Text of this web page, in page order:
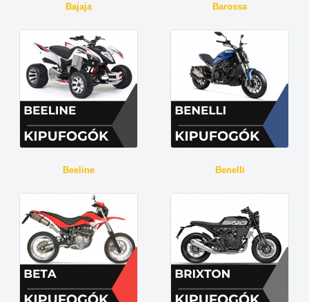
Bajaja Barossa
Beeline Benelli